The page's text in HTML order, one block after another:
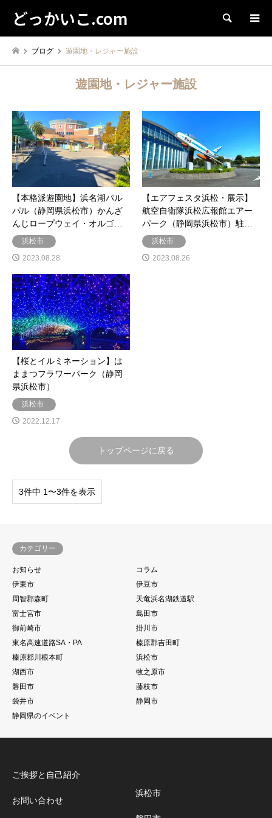
どっかいこ.com 検索
ブログ 遊園地・レジャー施設
遊園地・レジャー施設
【本格派遊園地】浜名湖パル
パル（静岡県浜松市）かんざ
んじロープウェイ・オルゴ…
浜松市
2023.08.28
【エアフェスタ浜松・展示】
航空自衛隊浜松広報館エアー
パーク（静岡県浜松市）駐…
浜松市
2023.08.26
【桜とイルミネーション】は
ままつフラワーパーク（静岡
県浜松市）
浜松市
2022.12.17
トップページに戻る
3件中 1〜3件を表示
カテゴリー
お知らせ
コラム
伊東市
伊豆市
周智郡森町
天竜浜名湖鉄道駅
富士宮市
島田市
御前崎市
掛川市
東名高速道路SA・PA
榛原郡吉田町
榛原郡川根本町
浜松市
湖西市
牧之原市
磐田市
藤枝市
袋井市
静岡市
静岡県のイベント
ご挨拶と自己紹介
お問い合わせ
浜松市